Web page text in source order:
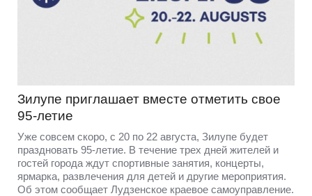
Зилупе приглашает вместе отметить свое
95-летие
Уже совсем скоро, с 20 по 22 августа, Зилупе будет
праздновать 95-летие. В течение трех дней жителей и
гостей города ждут спортивные занятия, концерты,
ярмарка, развлечения для детей и другие мероприятия.
Об этом сообщает Лудзенское краевое самоуправление.